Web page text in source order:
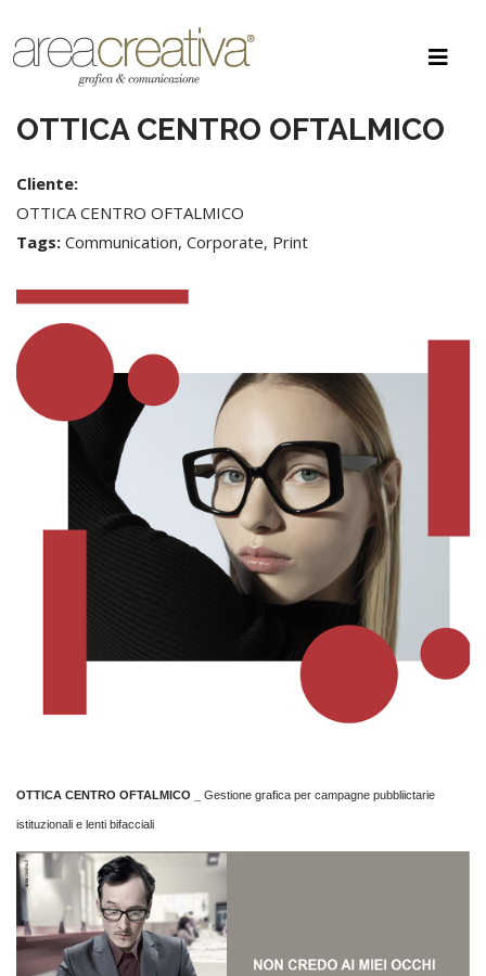
OTTICA CENTRO OFTALMICO
Cliente:
OTTICA CENTRO OFTALMICO
Tags: Communication, Corporate, Print
OTTICA CENTRO OFTALMICO _ Gestione grafica per campagne pubbliictarie
istituzionali e lenti bifacciali